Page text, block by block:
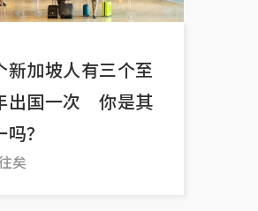
新加坡人有三个至
出国一次 你是其
？
矣